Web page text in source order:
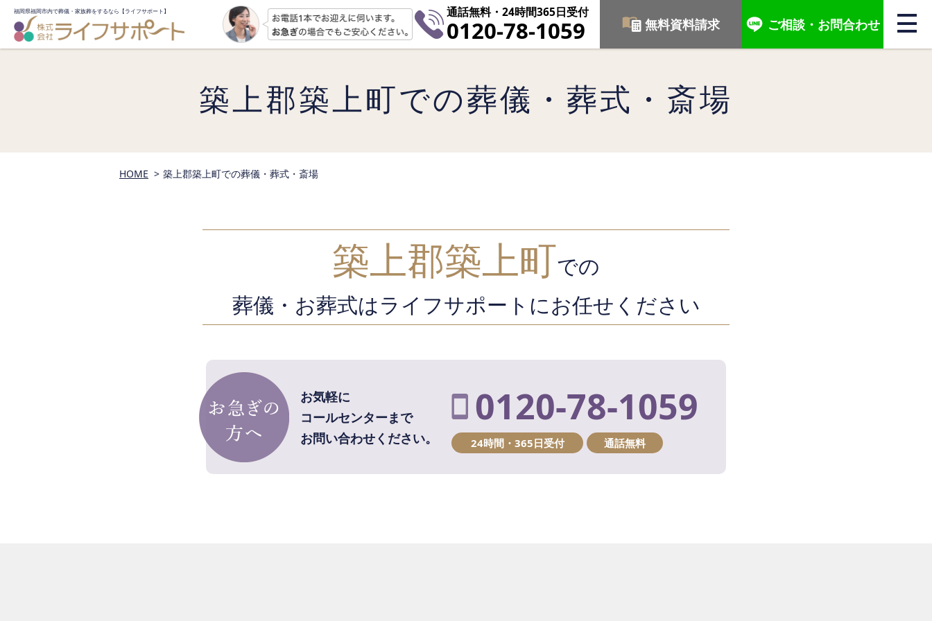
福岡県福岡市内で葬儀・家族葬をするなら 【ライフサポート】 通話無料・24時間365日受付
0120-78-1059 無料資料請求 ご相談・ お問合わせ
築上郡築上町での葬儀・葬式・斎場
HOME 築上郡築上町での葬儀・葬式・斎場
築上郡築上町での
葬儀・お葬式はライフサポート にお任せください
お気軽に
コールセンターまで
お問い合わせください。
0120-78-1059
24時間・365日受付 通話無料